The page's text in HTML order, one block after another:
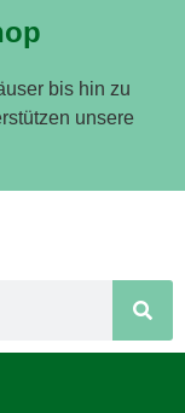
bis hin zu
unsere